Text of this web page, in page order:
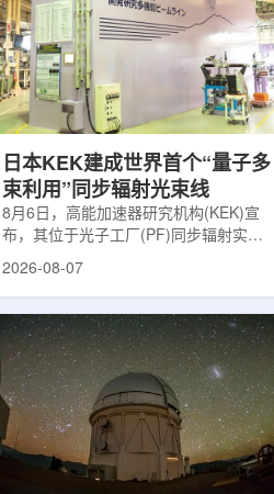
日本KEK建成世界首个“量子多
束利用”同步辐射光束线
8月6日，高能加速器研究机构(KEK)宣
布，其位于光子工厂(PF)同步辐射实验
射线与软X射线两束光束的同步利用。据
介绍，BL-11A和BL-11B由同步辐射学术
基础设施网络合作建设。该网络由大学
联合使用机构及联合使用、联合研究中
心的同步辐射装置组成，定位为科研和
教育基础设施。新光束线的主要特点在
于，可在同一实验条件下同时使用硬X射
线和软X射线，完成过去需要分别开展的
2026-08-07